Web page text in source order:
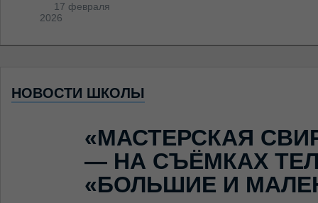
17 февраля
2026
НОВОСТИ ШКОЛЫ
«МАСТЕРСКАЯ
— НА СЪЁМКАХ
«БОЛЬШИЕ И